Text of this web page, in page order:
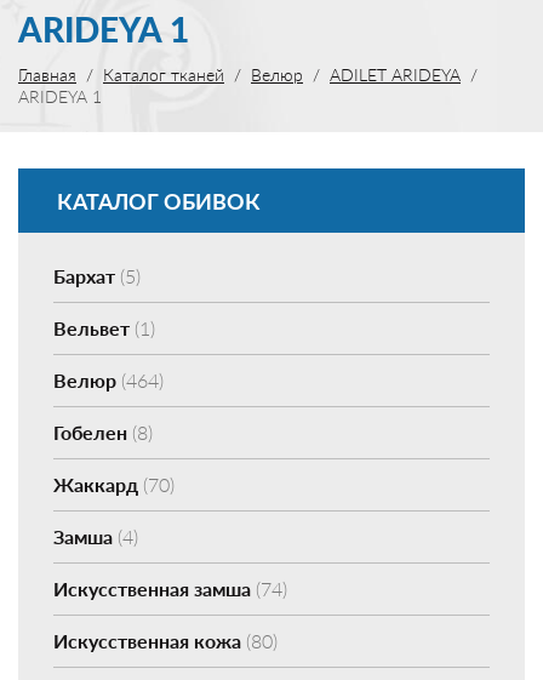
ARIDEYA 1
Главная Каталог тканей Велюр
ADILET ARIDEYA
ARIDEYA 1
КАТАЛОГ ОБИВОК
Бархат (5)
Вельвет (1)
Велюр (464)
Гобелен (8)
Жаккард (70)
Замша (4)
Искусственная замша (74)
Искусственная кожа (80)